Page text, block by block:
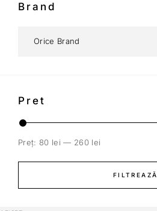
Brand
Pret
FILTREAZĂ
Preț: 80 lei — 260 lei